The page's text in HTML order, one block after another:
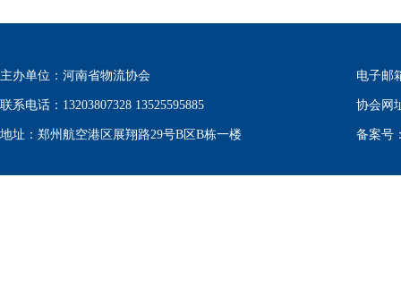
主办单位：河南省物流协会
联系电话：13203807328 13525595885
地址：郑州航空港区展翔路29号B区B栋一楼
电子邮
协会网
备案号